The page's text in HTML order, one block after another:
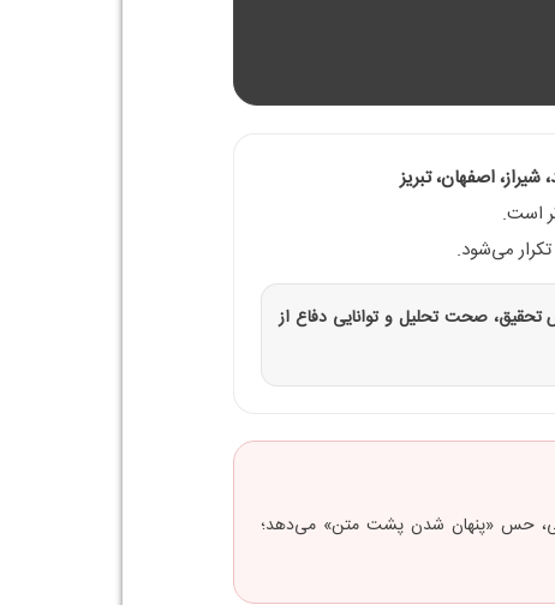
اصفهان، تبریز
است.
می‌شود.
صحت تحلیل و توانایی دفاع از
حس «پنهان شدن پشت متن» می‌دهد؛